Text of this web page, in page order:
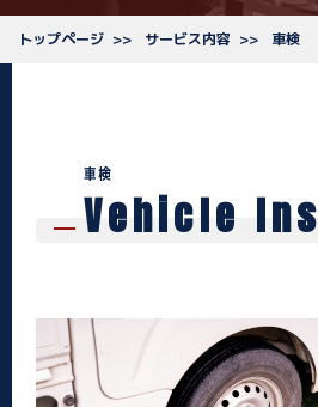
トップページ サービス内容 車検
車検
Vehicle